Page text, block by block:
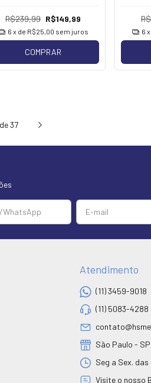
R$239,99 R$149,99
6 x de R$25,00 sem juros
COMPRAR
6
de 37
Atendimento
(11) 3459-9018
(11) 5083-4288
São Paulo - SP
Seg a Sex. das
Visite o nosso